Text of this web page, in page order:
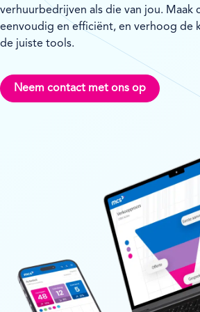
verhuurbedrijven als die van jou. Maak
eenvoudig en efficiënt, en verhoog de
de juiste tools.
Neem contact met ons op